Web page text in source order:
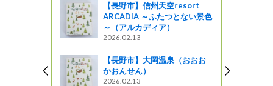
【長野市】信州天空resort
ARCADIA ～ふたつとない景色
～（アルカディア）
2026.02.13
【長野市】大岡温泉（おおお
かおんせん）
2026.02.13